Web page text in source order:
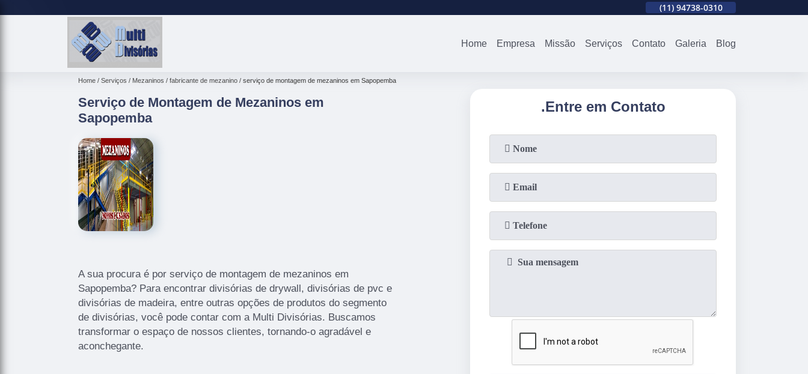
(11) 94738-0310
Home Empresa Missão Serviços Contato Galeria Blog
Home Serviços Mezaninos fabricante de mezanino serviço de montagem de mezaninos em Sapopemba
Serviço de Montagem de Mezaninos em
Sapopemba
A sua procura é por serviço de montagem de mezaninos em
Sapopemba? Para encontrar divisórias de drywall, divisórias de pvc e
divisórias de madeira, entre outras opções de produtos do segmento
de divisórias, você pode contar com a Multi Divisórias. Buscamos
transformar o espaço de nossos clientes, tornando-o agradável e
aconchegante.
.Entre em Contato